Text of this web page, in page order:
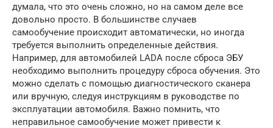
думала, что это очень сложно, но на самом деле все
довольно просто. В большинстве случаев
самообучение происходит автоматически, но иногда
требуется выполнить определенные действия.
Например, для автомобилей LADA после сброса ЭБУ
необходимо выполнить процедуру сброса обучения. Это
можно сделать с помощью диагностического сканера
или вручную, следуя инструкциям в руководстве по
эксплуатации автомобиля. Важно помнить, что
неправильное самообучение может привести к